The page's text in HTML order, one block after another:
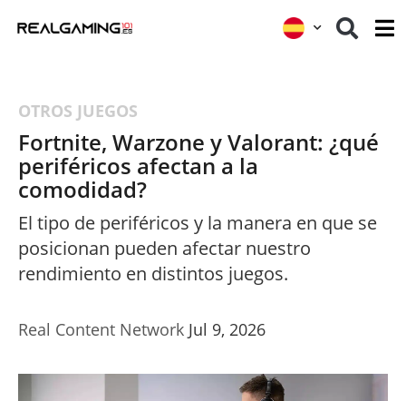
OTROS JUEGOS
Fortnite, Warzone y Valorant: ¿qué
periféricos afectan a la
comodidad?
El tipo de periféricos y la manera en que se
posicionan pueden afectar nuestro
rendimiento en distintos juegos.
Real Content Network Jul 9, 2026